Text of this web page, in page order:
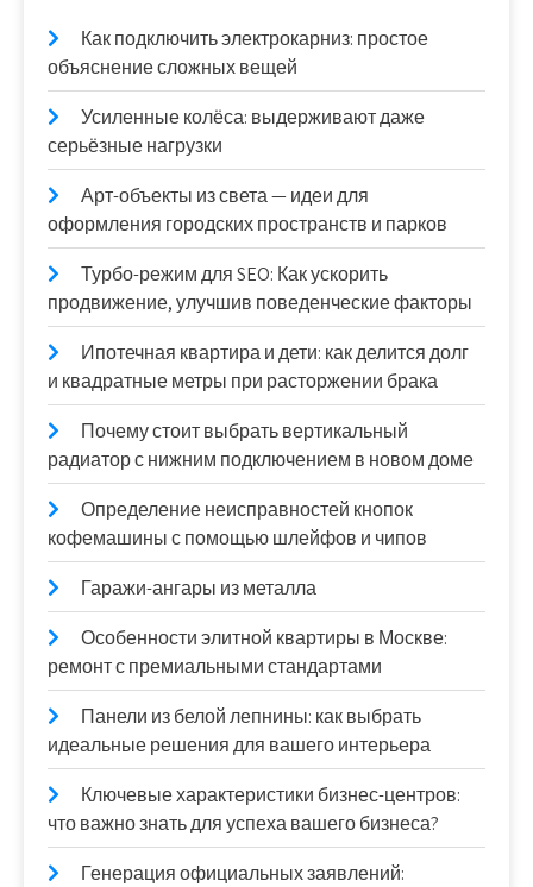
Как подключить электрокарниз: простое
объяснение сложных вещей
Усиленные колёса: выдерживают даже
серьёзные нагрузки
Арт-объекты из света — идеи для
оформления городских пространств и парков
Турбо-режим для SEO: Как ускорить
продвижение, улучшив поведенческие факторы
Ипотечная квартира и дети: как делится долг
и квадратные метры при расторжении брака
Почему стоит выбрать вертикальный
радиатор с нижним подключением в новом доме
Определение неисправностей кнопок
кофемашины с помощью шлейфов и чипов
Гаражи-ангары из металла
Особенности элитной квартиры в Москве:
ремонт с премиальными стандартами
Панели из белой лепнины: как выбрать
идеальные решения для вашего интерьера
Ключевые характеристики бизнес-центров:
что важно знать для успеха вашего бизнеса?
Генерация официальных заявлений: